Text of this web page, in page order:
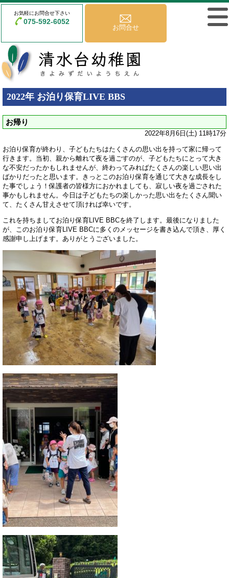
お気軽にお問合せ下さい
075-592-6052
お問合せ
2022年 お泊り保育LIVE BBS
お帰り
2022年8月6日(土) 11時17分
お泊り保育が終わり、子どもたちはたくさんの思い出を持って家に帰って
行きます。当初、親から離れて夜を過ごすのが、子どもたちにとって大き
な不安だったかもしれませんが、終わってみればたくさんの楽しい思い出
ばかりだったと思います。きっとこのお泊り保育を通じて大きな成長をし
た事でしょう！保護者の皆様方におかれましても、寂しい夜を過ごされた
事かもしれません。今日は子どもたちの楽しかった思い出をたくさん聞い
て、たくさん甘えさせて頂ければ幸いです。
これを持ちましてお泊り保育LIVE BBCを終了します。最後になりました
が、このお泊り保育LIVE BBCに多くのメッセージを書き込んで頂き、厚く
感謝申し上げます。ありがとうございました。